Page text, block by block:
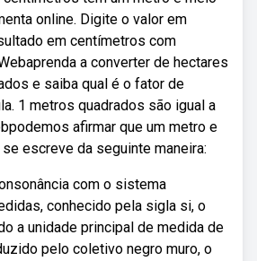
online. Digite o valor em
em centímetros com
a converter de hectares
e saiba qual é o fator de
1 metros quadrados são igual a
afirmar que um metro e
escreve da seguinte maneira:
com o sistema
conhecido pela sigla si, o
a unidade principal de medida de
pelo coletivo negro muro, o